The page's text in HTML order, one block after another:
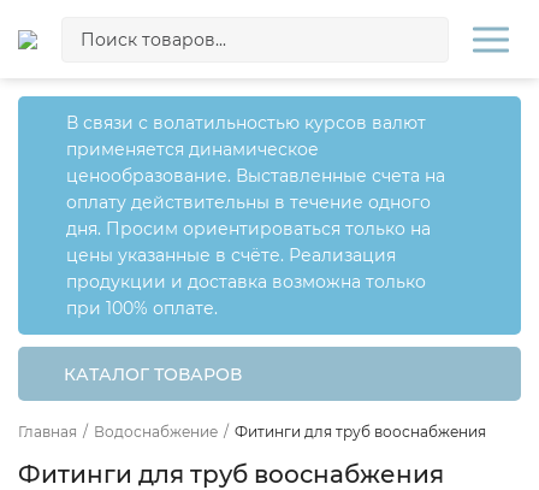
В связи с волатильностью курсов валют
применяется динамическое
ценообразование. Выставленные счета на
оплату действительны в течение одного
дня. Просим ориентироваться только на
цены указанные в счёте. Реализация
продукции и доставка возможна только
при 100% оплате.
КАТАЛОГ ТОВАРОВ
Главная / Водоснабжение / Фитинги для труб вооснабжения
Фитинги для труб вооснабжения